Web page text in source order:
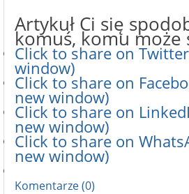
Artykuł Ci się
komuś, komu może
Click to share on
window)
Click to share on
new window)
Click to share on
new window)
Click to share on
new window)
Komentarze (0)